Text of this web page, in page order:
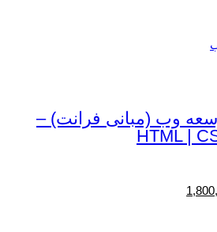
وب (مبانی فرانت) –